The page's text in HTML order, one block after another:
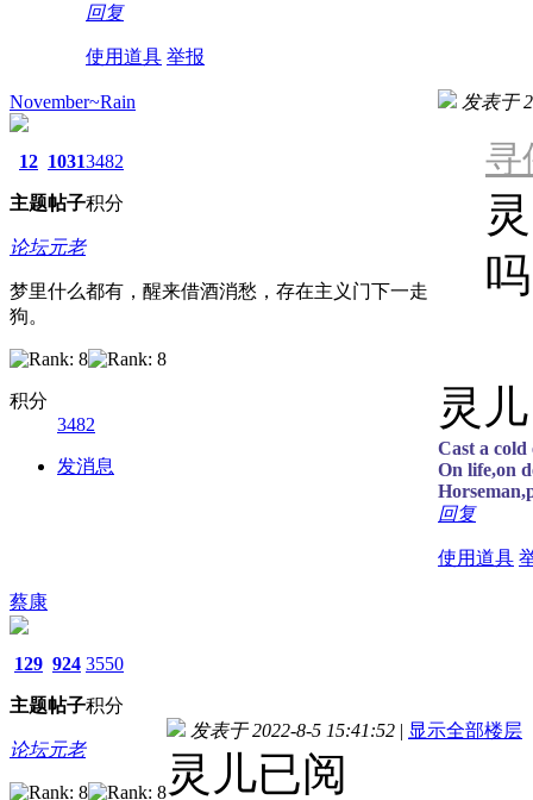
回复
使用道具 举报
November~Rain
12
主题
1031
帖子
3482
积分
论坛元老
梦里什么都有，醒来借酒消愁，存在主义门下一走
狗。
积分
3482
发消息
发表于
寻
吗
灵
Cast a cold
On life,on
回复
使用道具
蔡康
129
主题
924
帖子
3550
积分
论坛元老
发表于 2022-8-5 15:41:52 | 显示全部楼层
灵儿已阅